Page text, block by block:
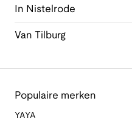
In Nistelrode
Van Tilburg
Populaire merken
YAYA